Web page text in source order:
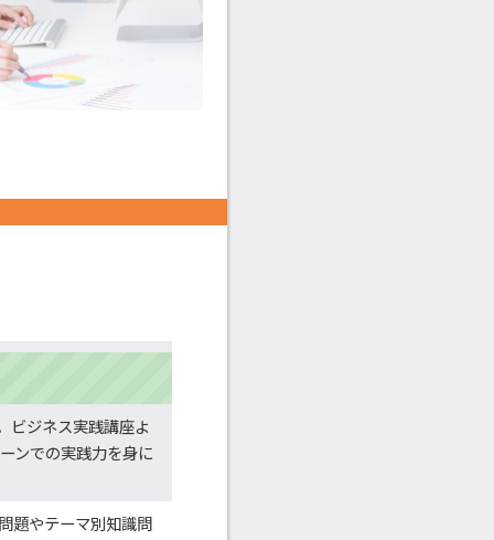
ビジネス実践講座よ
ンでの実践力を身に
題やテーマ別知識問